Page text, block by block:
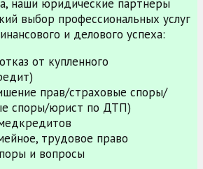
наши юридические партнеры
выбор профессиональных услуг
и делового успеха:
от купленного
прав/страховые споры/
споры/юрист по ДТП)
трудовое право
и вопросы